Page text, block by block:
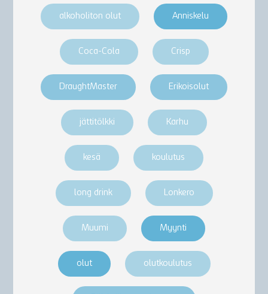
alkoholiton olut Anniskelu
Coca-Cola Crisp
DraughtMaster Erikoisolut
jättitölkki Karhu
kesä koulutus
long drink Lonkero
Muumi Myynti
olut olutkoulutus